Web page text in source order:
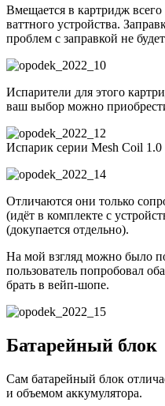
Вмещается в картридж
ваттного устройства.
проблем с заправкой не
Испарители для этого
ваш выбор можно
Испарик серии Mesh Coil 1.0
Отличаются они только
(идёт в комплекте с
(докупается отдельно).
На мой взгляд можно было
пользователь попробовал
брать в вейп-шопе.
Батарейный блок
Сам батарейный блок
и объемом аккумулятора.